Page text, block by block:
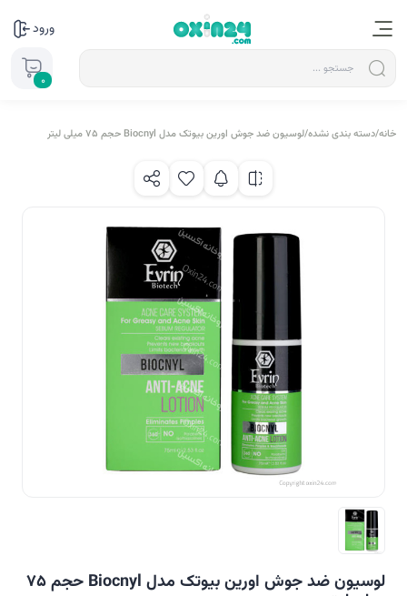
ورود
0
خانه/دسته بندی نشده/لوسیون ضد جوش اورین بیوتک مدل Biocnyl حجم 75 میلی لیتر
لوسیون ضد جوش اورین بیوتک مدل Biocnyl حجم 75